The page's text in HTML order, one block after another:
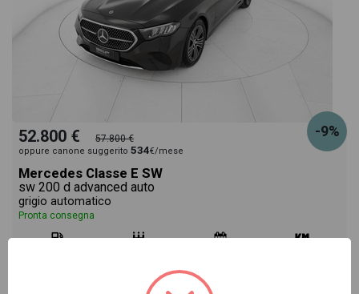
-9%
52.800 € 57.800 €
oppure canone suggerito 534€/mese
Mercedes Classe E SW
sw 200 d advanced auto
grigio automatico
Pronta consegna